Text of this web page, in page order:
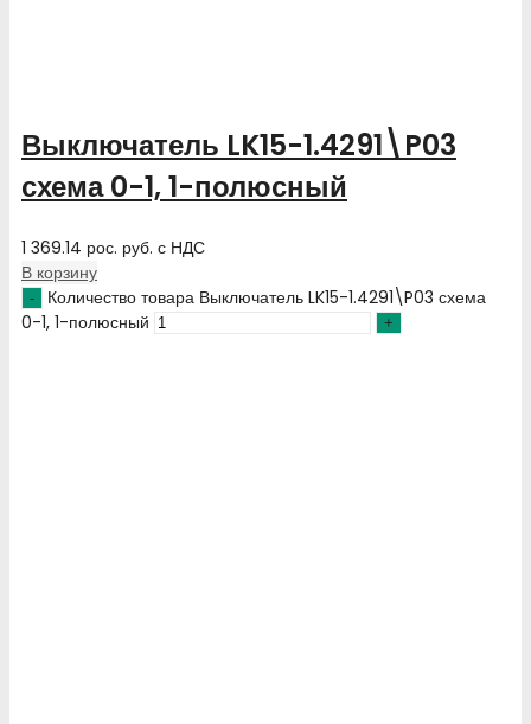
Выключатель LK15-1.4291\P03
схема 0-1, 1-полюсный
1 369.14 рос. руб. с НДС
В корзину
Количество товара Выключатель LK15-1.4291\P03 схема
0-1, 1-полюсный